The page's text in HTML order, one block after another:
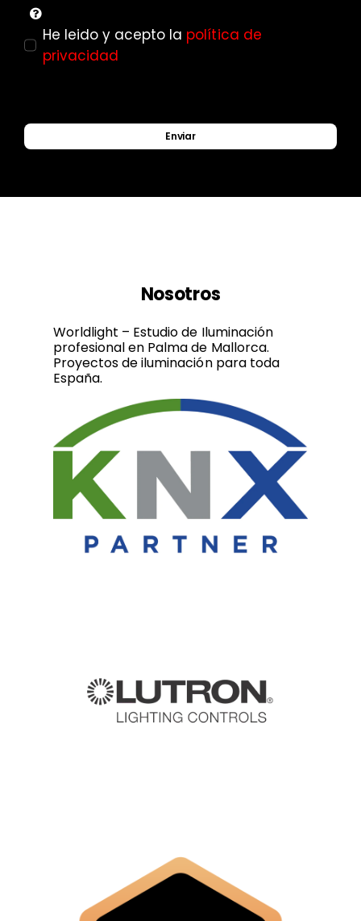
He leido y acepto la política de
privacidad
Enviar
Nosotros
Worldlight – Estudio de Iluminación
profesional en Palma de Mallorca.
Proyectos de iluminación para toda
España.